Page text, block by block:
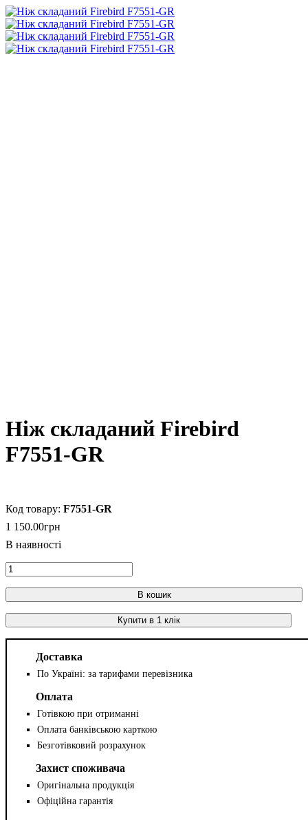
Ніж складаний Firebird
F7551-GR
F7551-GR
1 150.00грн
В кошик
Купити в 1 клік
Доставка
По Україні: за тарифами перевізника
Оплата
Готівкою при отриманні
Оплата банківською карткою
Безготівковий розрахунок
Захист споживача
Оригінальна продукція
Офіційна гарантія